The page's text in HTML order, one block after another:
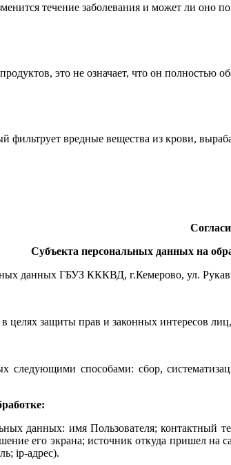
течение заболевания и может ли оно
это не означает, что он полностью
вредные вещества из крови,
Субъекта персональных данных на
данных ГБУЗ КККВД, г.Кемерово, ул.
целях защиты прав и законных интересов
следующими способами: сбор,
данных: имя Пользователя; контактный
его экрана; источник откуда пришел на
ip-адрес).